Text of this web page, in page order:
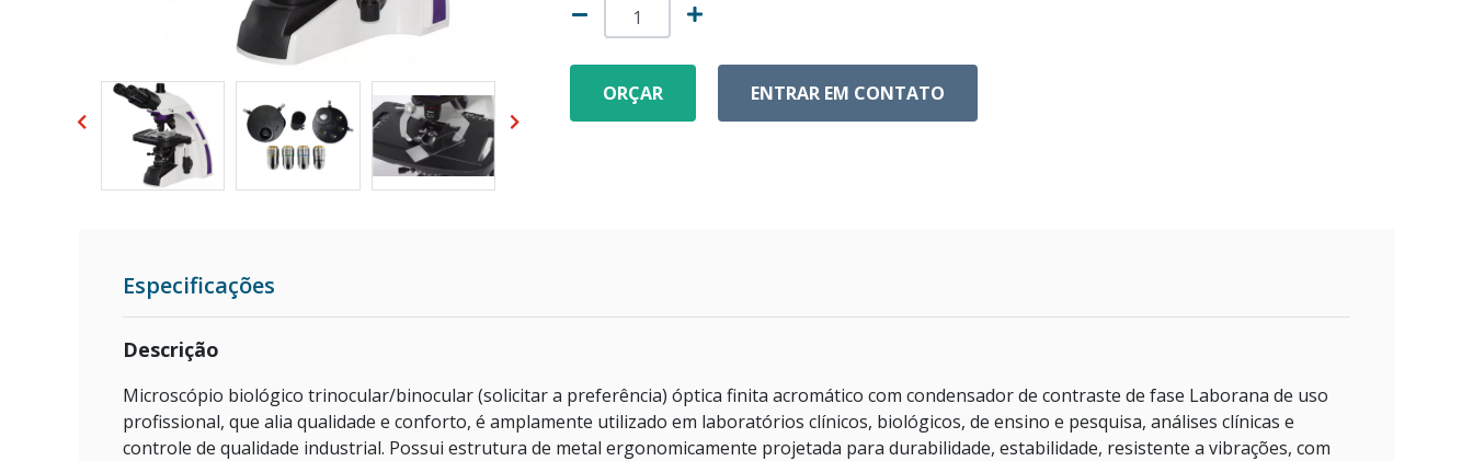
ORÇAR ENTRAR EM CONTATO
Especificações
Descrição
Microscópio biológico trinocular/binocular (solicitar a preferência) óptica finita acromático com condensador de contraste de fase Laborana de uso
profissional, que alia qualidade e conforto, é amplamente utilizado em laboratórios clínicos, biológicos, de ensino e pesquisa, análises clínicas e
controle de qualidade industrial. Possui estrutura de metal ergonomicamente projetada para durabilidade, estabilidade, resistente a vibrações, com